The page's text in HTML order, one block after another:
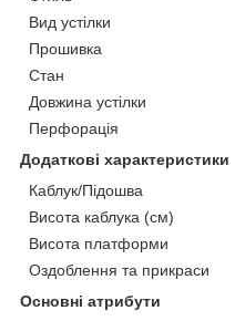
Вид устілки
Прошивка
Стан
Довжина устілки
Перфорація
Додаткові характеристики
Каблук/Підошва
Висота каблука (см)
Висота платформи
Оздоблення та прикраси
Основні атрибути